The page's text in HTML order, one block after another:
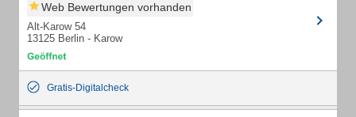
Web Bewertungen vorhanden
Alt-Karow 54
13125 Berlin - Karow
Gratis-Digitalcheck